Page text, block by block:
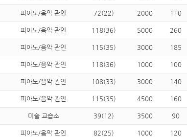
피아노/음악 관인 72(22) 2000 110
피아노/음악 관인 118(36) 5000 260
피아노/음악 관인 115(35) 3000 185
피아노/음악 관인 118(36) 1000 100
피아노/음악 관인 108(33) 3000 140
피아노/음악 관인 115(35) 4500 160
미술 교습소 39(12) 3500 90
피아노/음악 관인 82(25) 1000 120